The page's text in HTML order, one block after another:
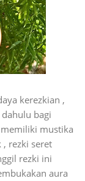
kerezkian ,
bagi
mustika
rezki seret
rezki ini
aura